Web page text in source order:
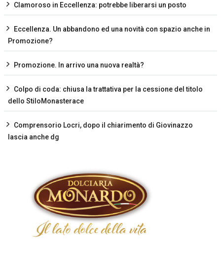
Clamoroso in Eccellenza: potrebbe liberarsi un posto
Eccellenza. Un abbandono ed una novità con spazio anche in
Promozione?
Promozione. In arrivo una nuova realtà?
Colpo di coda: chiusa la trattativa per la cessione del titolo
dello StiloMonasterace
Comprensorio Locri, dopo il chiarimento di Giovinazzo
lascia anche dg